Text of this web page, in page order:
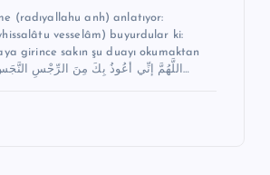
anh) anlatıyor:
vesselâm) buyurdular ki:
girince sakın şu duayı okumaktan
aciz olmasın: (اللَّهُمَّ إنِّي أعُوذُ بِكَ مِنَ الرِّجْسِ النَّجَسِ…